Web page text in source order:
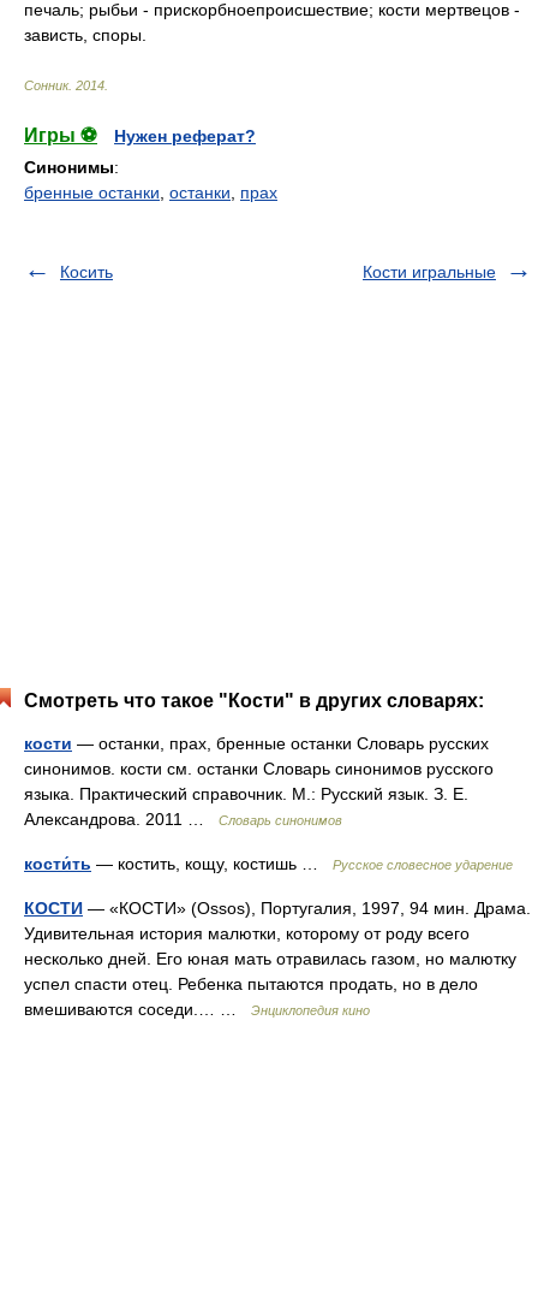
печаль; рыбьи - прискорбноепроисшествие; кости мертвецов -
зависть, споры.
Сонник. 2014
Игры ⚽
Нужен реферат?
Синонимы:
бренные останки останки прах
Косить Кости игральные
Смотреть что такое "Кости" в других словарях:
кости — останки, прах, бренные останки Словарь русских
синонимов. кости см. останки Словарь синонимов русского
языка. Практический справочник. М.: Русский язык. З. Е.
Александрова. 2011 …
Словарь синонимов
кости́ть — костить, кощу, костишь … Русское словесное ударение
КОСТИ — «КОСТИ» (Ossos), Португалия, 1997, 94 мин. Драма.
Удивительная история малютки, которому от роду всего
несколько дней. Его юная мать отравилась газом, но малютку
успел спасти отец. Ребенка пытаются продать, но в дело
вмешиваются соседи.… …
Энциклопедия кино